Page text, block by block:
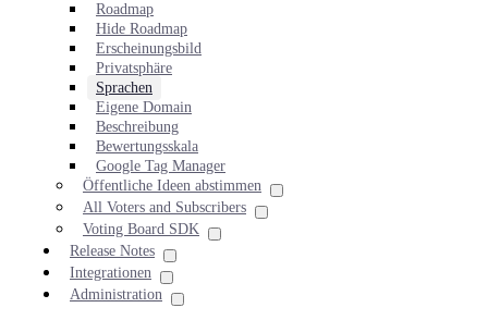
Roadmap
Hide Roadmap
Erscheinungsbild
Privatsphäre
Sprachen
Eigene Domain
Beschreibung
Bewertungsskala
Google Tag Manager
Öffentliche Ideen abstimmen
All Voters and Subscribers
Voting Board SDK
Release Notes
Integrationen
Administration